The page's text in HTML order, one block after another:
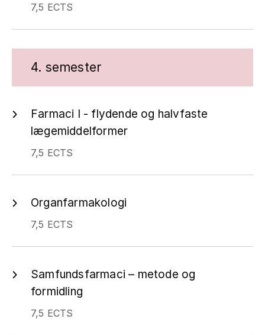
7,5 ECTS
4. semester
Farmaci I - flydende og halvfaste
lægemiddelformer
7,5 ECTS
Organfarmakologi
7,5 ECTS
Samfundsfarmaci – metode og
formidling
7,5 ECTS